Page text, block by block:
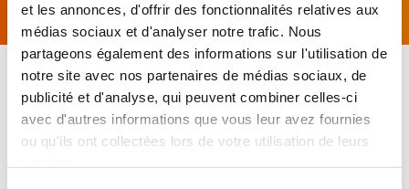
et les annonces, d'offrir des fonctionnalités relatives aux
médias sociaux et d'analyser notre trafic. Nous
partageons également des informations sur l'utilisation de
notre site avec nos partenaires de médias sociaux, de
publicité et d'analyse, qui peuvent combiner celles-ci
avec d'autres informations que vous leur avez fournies
ou qu'ils ont collectées lors de votre utilisation de leurs